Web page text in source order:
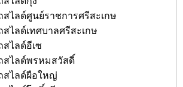
สไลด์ศูนย์ราชการศรีสะเกษ
สไลด์เทศบาลศรีสะเกษ
ไลด์อีเซ
สไลด์พรหมสวัสดิ์
สไลด์ผือใหญ่